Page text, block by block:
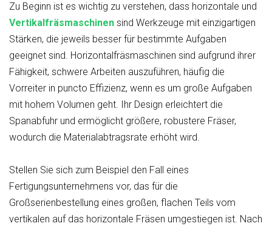
Zu Beginn ist es wichtig zu verstehen, dass horizontale und
Vertikalfräsmaschinen sind Werkzeuge mit einzigartigen
Stärken, die jeweils besser für bestimmte Aufgaben
geeignet sind. Horizontalfräsmaschinen sind aufgrund ihrer
Fähigkeit, schwere Arbeiten auszuführen, häufig die
Vorreiter in puncto Effizienz, wenn es um große Aufgaben
mit hohem Volumen geht. Ihr Design erleichtert die
Spanabfuhr und ermöglicht größere, robustere Fräser,
wodurch die Materialabtragsrate erhöht wird.
Stellen Sie sich zum Beispiel den Fall eines
Fertigungsunternehmens vor, das für die
Großserienbestellung eines großen, flachen Teils vom
vertikalen auf das horizontale Fräsen umgestiegen ist. Nach